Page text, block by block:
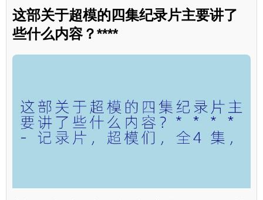
这部关于超模的四集纪录片主要讲了
些什么内容？****